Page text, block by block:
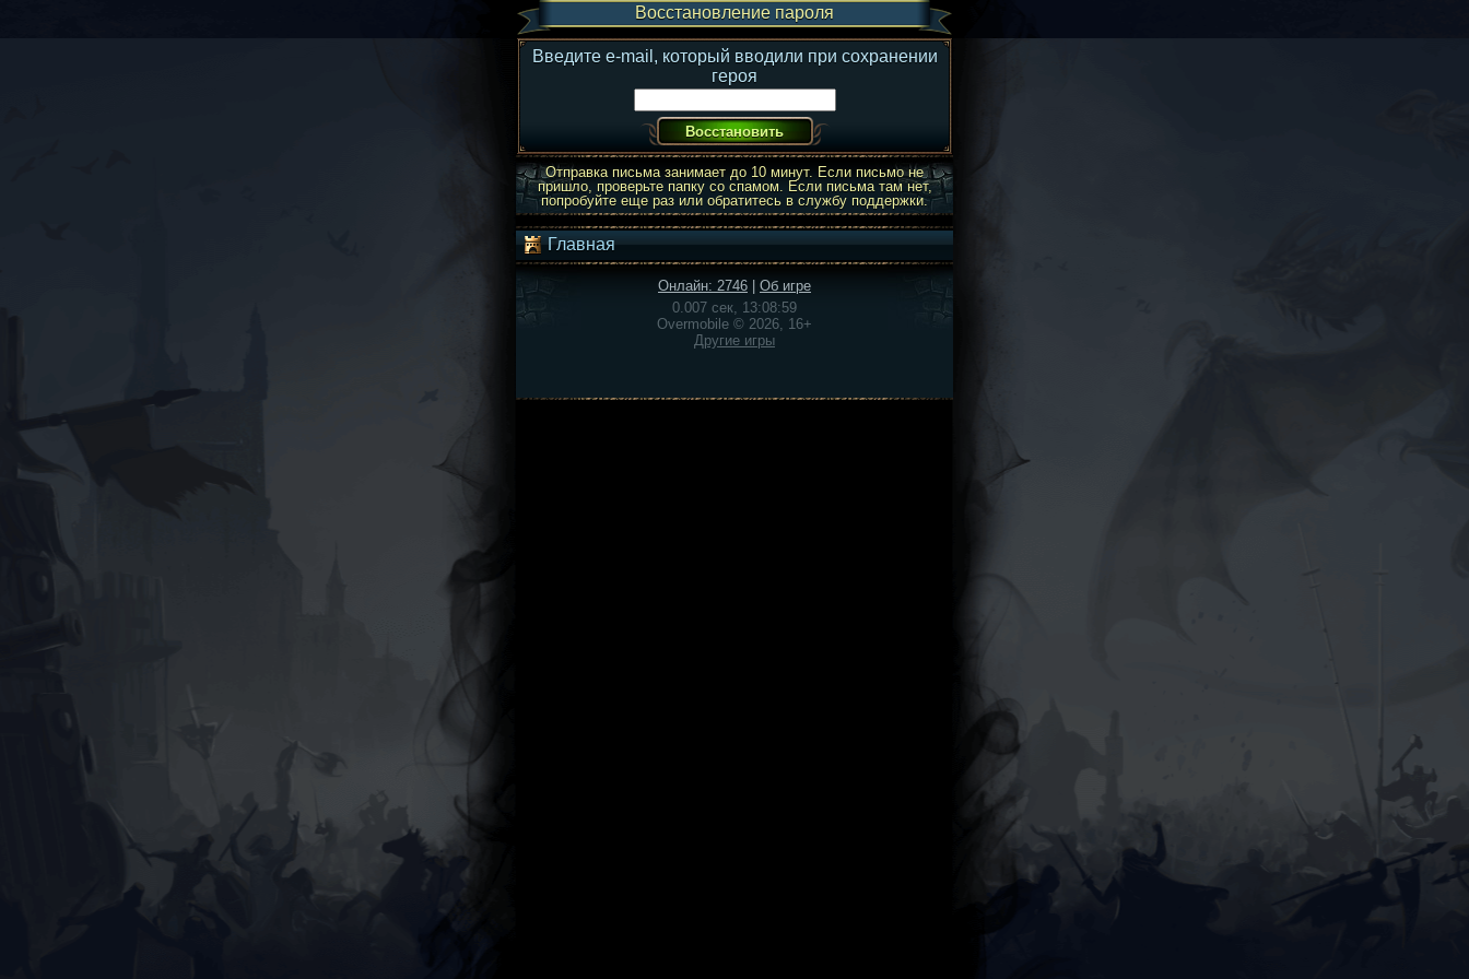
Восстановление пароля
Введите e-mail, который вводили при сохранении
героя
Отправка письма занимает до 10 минут. Если письмо не
пришло, проверьте папку со спамом. Если письма там нет,
попробуйте еще раз или обратитесь в службу поддержки.
Главная
Онлайн: 2746
Об игре
0.007 сек, 13:08:59
Overmobile © 2026, 16+
Другие игры